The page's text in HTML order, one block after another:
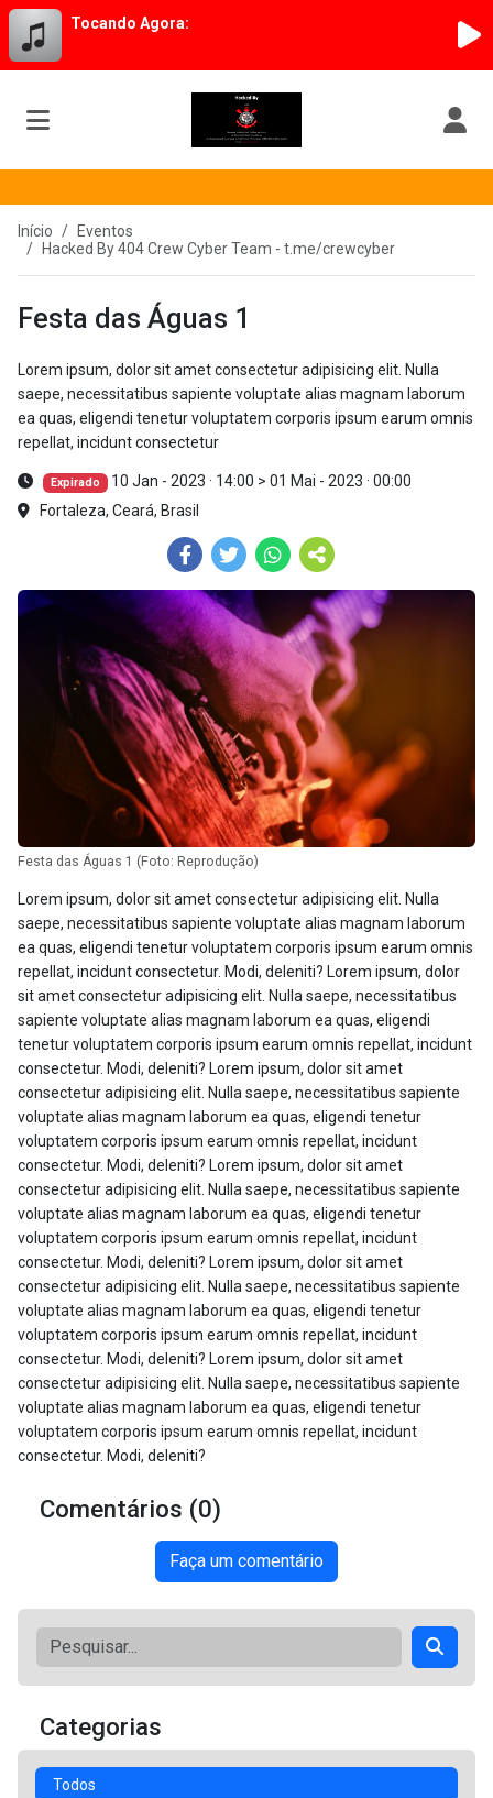
Tocando Agora:
Início
Eventos
Hacked By 404 Crew Cyber Team - t.me/crewcyber
Festa das Águas 1
Lorem ipsum, dolor sit amet consectetur adipisicing elit. Nulla
saepe, necessitatibus sapiente voluptate alias magnam laborum
ea quas, eligendi tenetur voluptatem corporis ipsum earum omnis
repellat, incidunt consectetur
Expirado 10 Jan - 2023 · 14:00 > 01 Mai - 2023 · 00:00
Fortaleza, Ceará, Brasil
Festa das Águas 1 (Foto: Reprodução)
Lorem ipsum, dolor sit amet consectetur adipisicing elit. Nulla
saepe, necessitatibus sapiente voluptate alias magnam laborum
ea quas, eligendi tenetur voluptatem corporis ipsum earum omnis
repellat, incidunt consectetur. Modi, deleniti? Lorem ipsum, dolor
sit amet consectetur adipisicing elit. Nulla saepe, necessitatibus
sapiente voluptate alias magnam laborum ea quas, eligendi
tenetur voluptatem corporis ipsum earum omnis repellat, incidunt
consectetur. Modi, deleniti? Lorem ipsum, dolor sit amet
consectetur adipisicing elit. Nulla saepe, necessitatibus sapiente
voluptate alias magnam laborum ea quas, eligendi tenetur
voluptatem corporis ipsum earum omnis repellat, incidunt
consectetur. Modi, deleniti? Lorem ipsum, dolor sit amet
consectetur adipisicing elit. Nulla saepe, necessitatibus sapiente
voluptate alias magnam laborum ea quas, eligendi tenetur
voluptatem corporis ipsum earum omnis repellat, incidunt
consectetur. Modi, deleniti? Lorem ipsum, dolor sit amet
consectetur adipisicing elit. Nulla saepe, necessitatibus sapiente
voluptate alias magnam laborum ea quas, eligendi tenetur
voluptatem corporis ipsum earum omnis repellat, incidunt
consectetur. Modi, deleniti? Lorem ipsum, dolor sit amet
consectetur adipisicing elit. Nulla saepe, necessitatibus sapiente
voluptate alias magnam laborum ea quas, eligendi tenetur
voluptatem corporis ipsum earum omnis repellat, incidunt
consectetur. Modi, deleniti?
Comentários (0)
Faça um comentário
Categorias
Todos